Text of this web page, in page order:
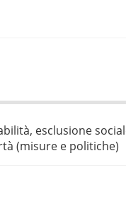
esclusione
(misure e politiche)